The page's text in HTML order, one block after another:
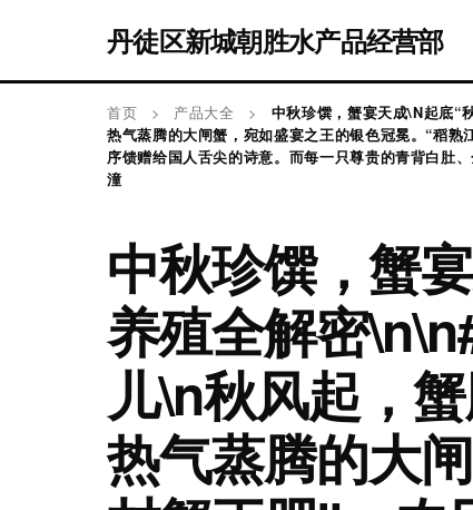
丹徒区新城朝胜水产品经营部
首页 > 产品大全 >
中秋珍馔，蟹宴天成\N起底“
热气蒸腾的大闸蟹，宛如盛宴之王的银色冠冕。“稻
序馈赠给国人舌尖的诗意。而每一只尊贵的青背白肚
潼
中秋珍馔，蟹
养殖全解密
儿\n秋风起，
热气蒸腾的大